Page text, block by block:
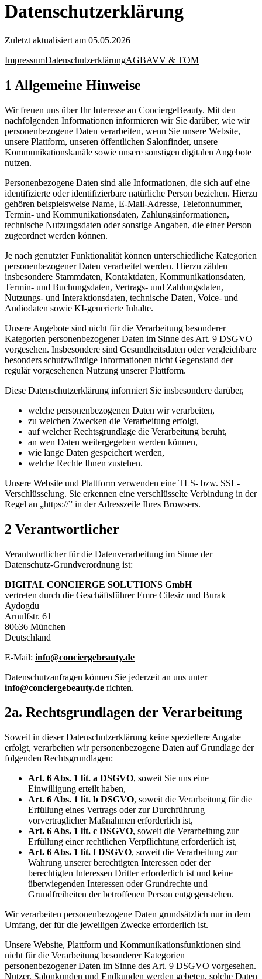
Datenschutzerklärung
Zuletzt aktualisiert am 05.05.2026
ImpressumDatenschutzerklärungAGBAVV & TOM
1 Allgemeine Hinweise
Wir freuen uns über Ihr Interesse an ConciergeBeauty. Mit den
nachfolgenden Informationen informieren wir Sie darüber, wie wir
personenbezogene Daten verarbeiten, wenn Sie unsere Website,
unsere Plattform, unseren öffentlichen Salonfinder, unsere
Kommunikationskanäle sowie unsere sonstigen digitalen Angebote
nutzen.
Personenbezogene Daten sind alle Informationen, die sich auf eine
identifizierte oder identifizierbare natürliche Person beziehen. Hierzu
gehören beispielsweise Name, E-Mail-Adresse, Telefonnummer,
Termin- und Kommunikationsdaten, Zahlungsinformationen,
technische Nutzungsdaten oder sonstige Angaben, die einer Person
zugeordnet werden können.
Je nach genutzter Funktionalität können unterschiedliche Kategorien
personenbezogener Daten verarbeitet werden. Hierzu zählen
insbesondere Stammdaten, Kontaktdaten, Kommunikationsdaten,
Termin- und Buchungsdaten, Vertrags- und Zahlungsdaten,
Nutzungs- und Interaktionsdaten, technische Daten, Voice- und
Audiodaten sowie KI-generierte Inhalte.
Unsere Angebote sind nicht für die Verarbeitung besonderer
Kategorien personenbezogener Daten im Sinne des Art. 9 DSGVO
vorgesehen. Insbesondere sind Gesundheitsdaten oder vergleichbare
besonders schutzwürdige Informationen nicht Gegenstand der
regulär vorgesehenen Nutzung unserer Plattform.
Diese Datenschutzerklärung informiert Sie insbesondere darüber,
welche personenbezogenen Daten wir verarbeiten,
zu welchen Zwecken die Verarbeitung erfolgt,
auf welcher Rechtsgrundlage die Verarbeitung beruht,
an wen Daten weitergegeben werden können,
wie lange Daten gespeichert werden,
welche Rechte Ihnen zustehen.
Unsere Website und Plattform verwenden eine TLS- bzw. SSL-
Verschlüsselung. Sie erkennen eine verschlüsselte Verbindung in der
Regel an „https://” in der Adresszeile Ihres Browsers.
2 Verantwortlicher
Verantwortlicher für die Datenverarbeitung im Sinne der
Datenschutz-Grundverordnung ist:
DIGITAL CONCIERGE SOLUTIONS GmbH
vertreten durch die Geschäftsführer Emre Cilesiz und Burak
Aydogdu
Arnulfstr. 61
80636 München
Deutschland
E-Mail: info@conciergebeauty.de
Datenschutzanfragen können Sie jederzeit an uns unter
info@conciergebeauty.de richten.
2a. Rechtsgrundlagen der Verarbeitung
Soweit in dieser Datenschutzerklärung keine speziellere Angabe
erfolgt, verarbeiten wir personenbezogene Daten auf Grundlage der
folgenden Rechtsgrundlagen:
Art. 6 Abs. 1 lit. a DSGVO, soweit Sie uns eine
Einwilligung erteilt haben,
Art. 6 Abs. 1 lit. b DSGVO, soweit die Verarbeitung für die
Erfüllung eines Vertrags oder zur Durchführung
vorvertraglicher Maßnahmen erforderlich ist,
Art. 6 Abs. 1 lit. c DSGVO, soweit die Verarbeitung zur
Erfüllung einer rechtlichen Verpflichtung erforderlich ist,
Art. 6 Abs. 1 lit. f DSGVO, soweit die Verarbeitung zur
Wahrung unserer berechtigten Interessen oder der
berechtigten Interessen Dritter erforderlich ist und keine
überwiegenden Interessen oder Grundrechte und
Grundfreiheiten der betroffenen Person entgegenstehen.
Wir verarbeiten personenbezogene Daten grundsätzlich nur in dem
Umfang, der für die jeweiligen Zwecke erforderlich ist.
Unsere Website, Plattform und Kommunikationsfunktionen sind
nicht für die Verarbeitung besonderer Kategorien
personenbezogener Daten im Sinne des Art. 9 DSGVO vorgesehen.
Nutzer, Salonkunden und Endkunden werden gebeten, solche Daten